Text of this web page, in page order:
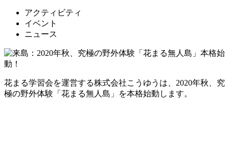
アクティビティ
イベント
ニュース
花まる学習会を運営する株式会社こうゆうは、2020年秋、究
極の野外体験「花まる無人島」を本格始動します。